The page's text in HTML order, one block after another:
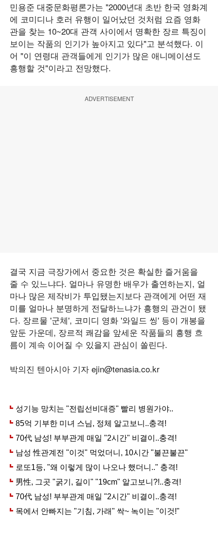
민용준 대중문화평론가는 "2000년대 초반 한국 영화계
에 코미디나 호러 유행이 일어났던 것처럼 요즘 영화
관을 찾는 10~20대 관객 사이에서 명확한 장르 특징이
보이는 작품의 인기가 높아지고 있다"고 분석했다. 이
어 "이 연령대 관객들에게 인기가 많은 애니메이션도
흥행할 것"이라고 전망했다.
ADVERTISEMENT
결국 지금 극장가에서 중요한 것은 확실한 즐거움을
줄 수 있느냐다. 얼마나 유명한 배우가 출연하는지, 얼
마나 많은 제작비가 투입됐는지보다 관객에게 어떤 재
미를 얼마나 분명하게 전달하느냐가 흥행의 관건이 됐
다. 장르물 '군체', 코미디 영화 '와일드 씽' 등이 개봉을
앞둔 가운데, 장르적 쾌감을 앞세운 작품들의 흥행 흐
름이 계속 이어질 수 있을지 관심이 쏠린다.
박의진 텐아시아 기자 ejin@tenasia.co.kr